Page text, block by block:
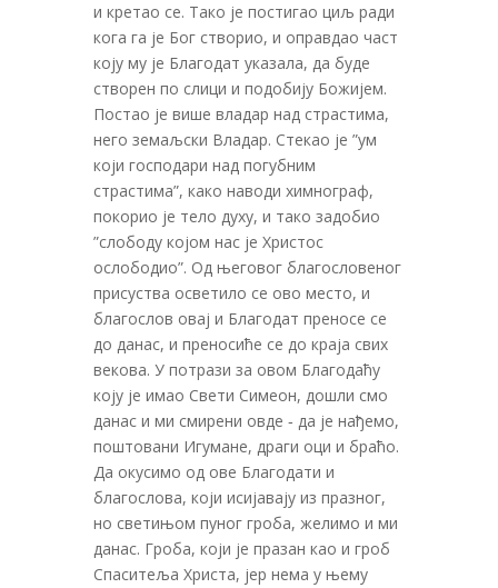
и кретао се. Тако је постигао циљ ради
кога га је Бог створио, и оправдао част
коју му је Благодат указала, да буде
створен по слици и подобију Божијем.
Постао је више владар над страстима,
него земаљски Владар. Стекао је ”ум
који господари над погубним
страстима”, како наводи химнограф,
покорио је тело духу, и тако задобио
”слободу којом нас је Христос
ослободио”. Од његовог благословеног
присуства осветило се ово место, и
благослов овај и Благодат преносе се
до данас, и преносиће се до краја свих
векова. У потрази за овом Благодаћу
коју је имао Свети Симеон, дошли смо
данас и ми смирени овде ‑ да је нађемо,
поштовани Игумане, драги оци и браћо.
Да окусимо од ове Благодати и
благослова, који исијавају из празног,
но светињом пуног гроба, желимо и ми
данас. Гроба, који је празан као и гроб
Спаситеља Христа, јер нема у њему